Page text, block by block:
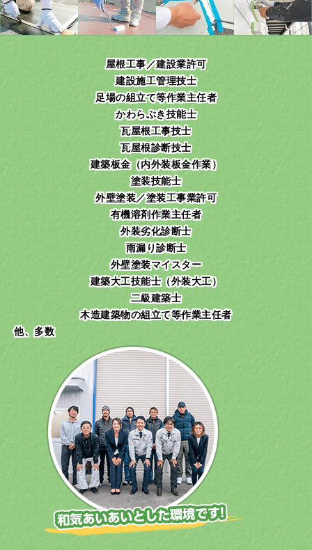
屋根工事／建設業許可
建設施工管理技士
足場の組立て等作業主任者
かわらぶき技能士
瓦屋根工事技士
瓦屋根診断技士
建築板金（内外装板金作業）
塗装技能士
外壁塗装／塗装工事業許可
有機溶剤作業主任者
外装劣化診断士
雨漏り診断士
外壁塗装マイスター
建築大工技能士（外装大工）
二級建築士
木造建築物の組立て等作業主任者
他、多数